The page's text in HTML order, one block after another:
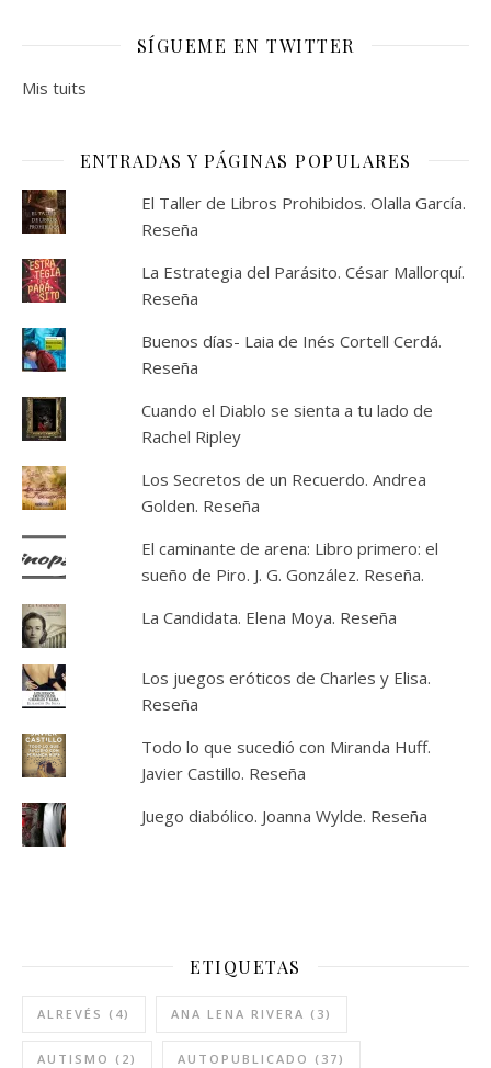
SÍGUEME EN TWITTER
Mis tuits
ENTRADAS Y PÁGINAS POPULARES
El Taller de Libros Prohibidos. Olalla García.
Reseña
La Estrategia del Parásito. César Mallorquí.
Reseña
Buenos días- Laia de Inés Cortell Cerdá.
Reseña
Cuando el Diablo se sienta a tu lado de
Rachel Ripley
Los Secretos de un Recuerdo. Andrea
Golden. Reseña
El caminante de arena: Libro primero: el
sueño de Piro. J. G. González. Reseña.
La Candidata. Elena Moya. Reseña
Los juegos eróticos de Charles y Elisa.
Reseña
Todo lo que sucedió con Miranda Huff.
Javier Castillo. Reseña
Juego diabólico. Joanna Wylde. Reseña
ETIQUETAS
ALREVÉS (4) ANA LENA RIVERA (3)
AUTISMO (2) AUTOPUBLICADO (37)